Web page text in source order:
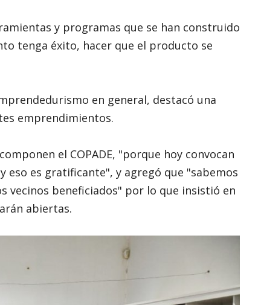
y programas que se han construido
tenga éxito, hacer que el producto se
en general, destacó una
emprendimientos.
el COPADE, "porque hoy convocan
eso es gratificante", y agregó que "sabemos
vecinos beneficiados" por lo que insistió en
abiertas.